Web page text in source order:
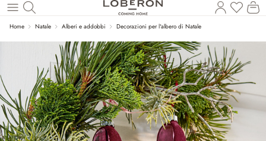
Torna al contenuto principale
Hai 0Il
Home Natale Alberi e addobbi Decorazioni per l'albero di Natale